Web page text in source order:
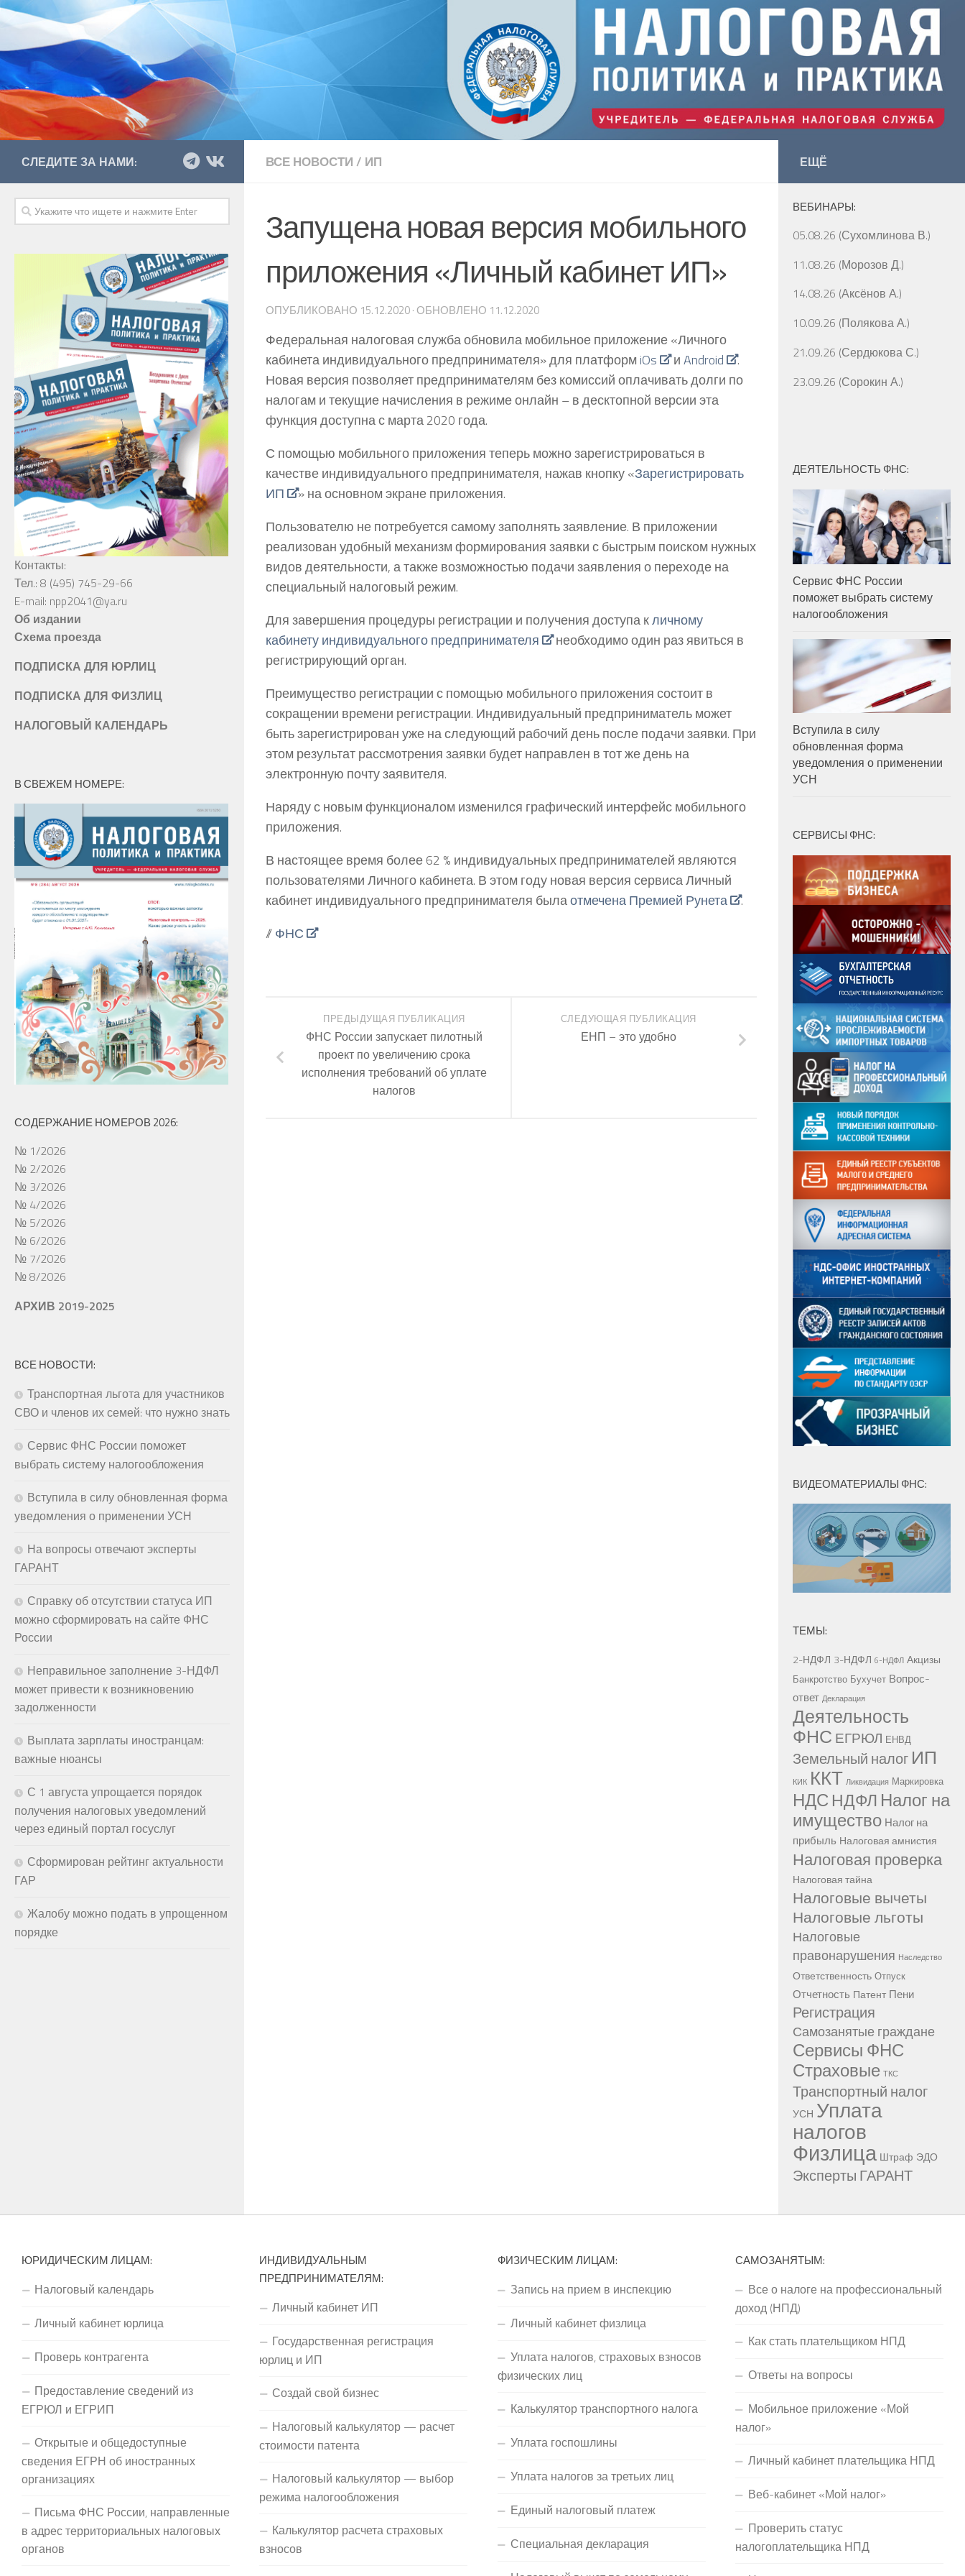
ВСЕ НОВОСТИ/ ИП
Запущена новая версия мобильного
приложения «Личный кабинет ИП»
ОПУБЛИКОВАНО 15.12.2020· ОБНОВЛЕНО 11.12.2020
Федеральная налоговая служба обновила мобильное приложение «Личного
кабинета индивидуального предпринимателя» для платформiOs иAndroid
.
Новая версия позволяет предпринимателям без комиссий оплачивать долги по
налогам и текущие начисления в режиме онлайн – в десктопной версии эта
функция доступна с марта 2020 года.
С помощью мобильного приложения теперь можно зарегистрироваться в
качестве индивидуального предпринимателя, нажав кнопку «Зарегистрировать
ИП
» на основном экране приложения.
Пользователю не потребуется самому заполнять заявление. В приложении
реализован удобный механизм формирования заявки с быстрым поиском нужных
видов деятельности, а также возможностью подачи заявления о переходе на
специальный налоговый режим.
Для завершения процедуры регистрации и получения доступа кличному
кабинету индивидуального предпринимателя
необходимо один раз явиться в
регистрирующий орган.
Преимущество регистрации с помощью мобильного приложения состоит в
сокращении времени регистрации. Индивидуальный предприниматель может
быть зарегистрирован уже на следующий рабочий день после подачи заявки. При
этом результат рассмотрения заявки будет направлен в тот же день на
электронную почту заявителя.
Наряду с новым функционалом изменился графический интерфейс мобильного
приложения.
В настоящее время более 62 % индивидуальных предпринимателей являются
пользователями Личного кабинета. В этом году новая версия сервиса Личный
кабинет индивидуального предпринимателя былаотмечена Премией Рунета
.
//ФНС
СЛЕДУЮЩАЯ ПУБЛИКАЦИЯ
ЕНП – это удобно
ПРЕДЫДУЩАЯ ПУБЛИКАЦИЯ
ФНС России запускает пилотный
проект по увеличению срока
исполнения требований об уплате
налогов
СЛЕДИТЕ ЗА НАМИ:
Контакты:
Тел.: 8 (495) 745-29-66
E-mail: npp2041@ya.ru
Об издании
Схема проезда
ПОДПИСКА ДЛЯ ЮРЛИЦ
ПОДПИСКА ДЛЯ ФИЗЛИЦ
НАЛОГОВЫЙ КАЛЕНДАРЬ
В СВЕЖЕМ НОМЕРЕ:
СОДЕРЖАНИЕ НОМЕРОВ 2026:
№ 1/2026
№ 2/2026
№ 3/2026
№ 4/2026
№ 5/2026
№ 6/2026
№ 7/2026
№ 8/2026
АРХИВ 2019-2025
ВСЕ НОВОСТИ:
Транспортная льгота для участников
СВО и членов их семей: что нужно знать
Сервис ФНС России поможет
выбрать систему налогообложения
Вступила в силу обновленная форма
уведомления о применении УСН
На вопросы отвечают эксперты
ГАРАНТ
Справку об отсутствии статуса ИП
можно сформировать на сайте ФНС
России
Неправильное заполнение 3-НДФЛ
может привести к возникновению
задолженности
Выплата зарплаты иностранцам:
важные нюансы
С 1 августа упрощается порядок
получения налоговых уведомлений
через единый портал госуслуг
Сформирован рейтинг актуальности
ГАР
Жалобу можно подать в упрощенном
порядке
ЕЩЁ
ВЕБИНАРЫ:
05.08.26 (Сухомлинова В.)
11.08.26 (Морозов Д.)
14.08.26 (Аксёнов А.)
10.09.26 (Полякова А.)
21.09.26 (Сердюкова С.)
23.09.26 (Сорокин А.)
ДЕЯТЕЛЬНОСТЬ ФНС:
Сервис ФНС России
поможет выбрать систему
налогообложения
Вступила в силу
обновленная форма
уведомления о применении
УСН
СЕРВИСЫ ФНС:
ВИДЕОМАТЕРИАЛЫ ФНС:
ТЕМЫ:
2-НДФЛ 3-НДФЛ 6-НДФЛ Акцизы
Банкротство Бухучет Вопрос-
ответ Декларация
Деятельность
ФНС ЕГРЮЛ ЕНВД
Земельный налог ИП
КИК ККТ Ликвидация Маркировка
НДС НДФЛ Налог на
имущество Налог на
прибыль Налоговая амнистия
Налоговая проверка
Налоговая тайна
Налоговые вычеты
Налоговые льготы
Налоговые
правонарушения Наследство
Ответственность Отпуск
Отчетность Патент Пени
Регистрация
Самозанятые граждане
Сервисы ФНС
Страховые ТКС
Транспортный налог
УСН Уплата
налогов
Физлица Штраф ЭДО
Эксперты ГАРАНТ
ЮРИДИЧЕСКИМ ЛИЦАМ:
Налоговый календарь
Личный кабинет юрлица
Проверь контрагента
Предоставление сведений из
ЕГРЮЛ и ЕГРИП
Открытые и общедоступные
сведения ЕГРН об иностранных
организациях
Письма ФНС России, направленные
в адрес территориальных налоговых
органов
ИНДИВИДУАЛЬНЫМ
ПРЕДПРИНИМАТЕЛЯМ:
Личный кабинет ИП
Государственная регистрация
юрлиц и ИП
Создай свой бизнес
Налоговый калькулятор — расчет
стоимости патента
Налоговый калькулятор — выбор
режима налогообложения
Калькулятор расчета страховых
взносов
ФИЗИЧЕСКИМ ЛИЦАМ:
Запись на прием в инспекцию
Личный кабинет физлица
Уплата налогов, страховых взносов
физических лиц
Калькулятор транспортного налога
Уплата госпошлины
Уплата налогов за третьих лиц
Единый налоговый платеж
Специальная декларация
САМОЗАНЯТЫМ:
Все о налоге на профессиональный
доход (НПД)
Как стать плательщиком НПД
Ответы на вопросы
Мобильное приложение «Мой
налог»
Личный кабинет плательщика НПД
Веб-кабинет «Мой налог»
Проверить статус
налогоплательщика НПД